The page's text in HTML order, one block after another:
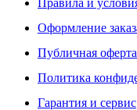
Оформление
Публичная оферта
Политика
Гарантия и сервис